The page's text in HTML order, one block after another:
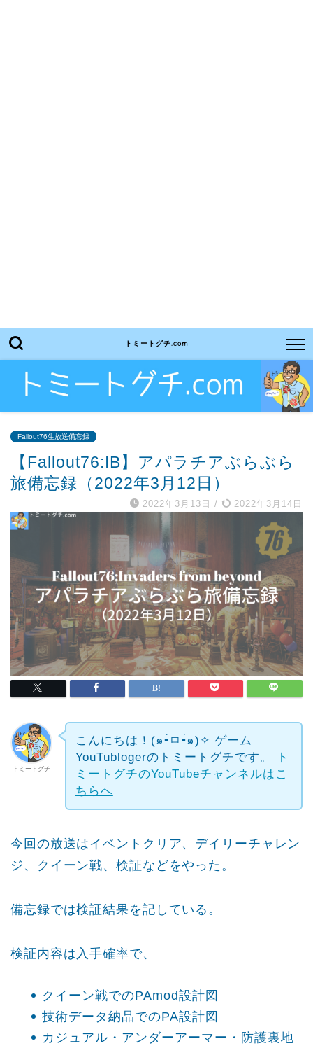
トミートグチ.com
Fallout76生放送備忘録
【Fallout76:IB】アパラチアぶらぶら
旅備忘録（2022年3月12日）
2022年3月13日 / 2022年3月14日
トミートグチ
こんにちは！(๑•̀ㅁ•́๑)✧ ゲーム
YouTublogerのトミートグチです。
ト
ミートグチのYouTubeチャンネルはこ
ちらへ
今回の放送はイベントクリア、デイリーチャレン
ジ、クイーン戦、検証などをやった。
備忘録では検証結果を記している。
検証内容は入手確率で、
クイーン戦でのPAmod設計図
技術データ納品でのPA設計図
カジュアル・アンダーアーマー・防護裏地